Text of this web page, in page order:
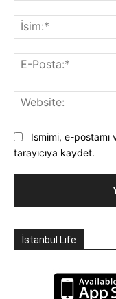
Ismimi, e-
tarayıcıya kaydet.
İstanbul Life